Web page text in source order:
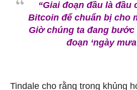
“Giai đoạn đầu là đầu
Bitcoin để chuẩn bị cho
Giờ chúng ta đang
đoạn ‘ngày
Tindale cho rằng trong khủng